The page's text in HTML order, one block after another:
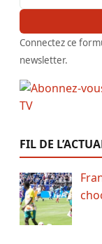
Connectez ce
newsletter.
FIL DE